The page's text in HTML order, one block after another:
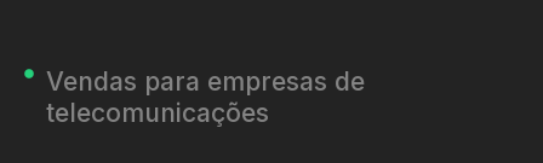
Vendas para empresas de
telecomunicações